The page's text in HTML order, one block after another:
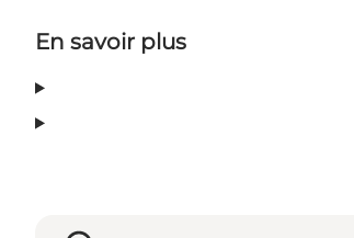
En savoir plus